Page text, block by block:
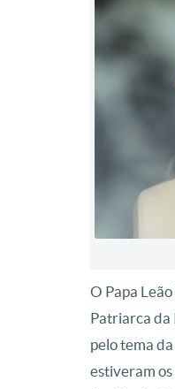
O Papa
Patriarca da
pelo tema
estiveram